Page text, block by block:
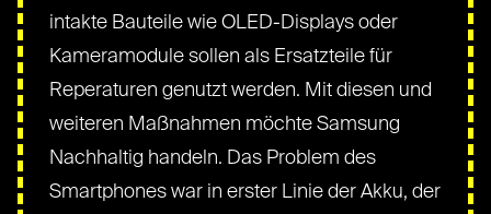
intakte Bauteile wie OLED-Displays oder
Kameramodule sollen als Ersatzteile für
Reperaturen genutzt werden. Mit diesen und
weiteren Maßnahmen möchte Samsung
Nachhaltig handeln. Das Problem des
Smartphones war in erster Linie der Akku, der